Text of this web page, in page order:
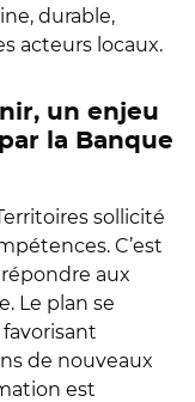
durable,
acteurs locaux.
un enjeu
la Banque
sollicité
C’est
aux
Le plan se
de nouveaux
est